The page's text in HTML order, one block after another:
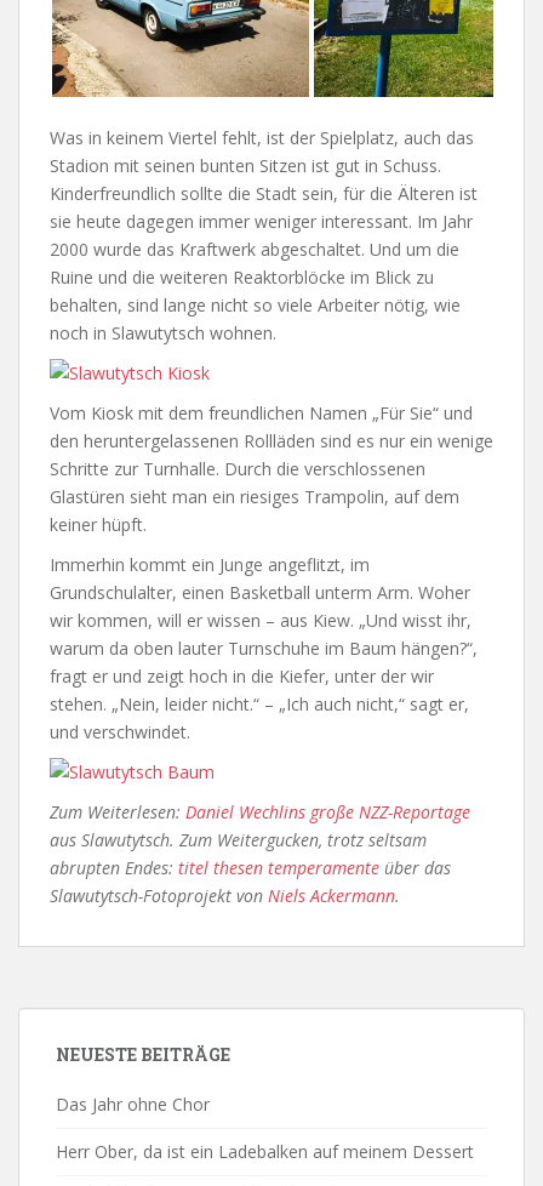
Was in keinem Viertel fehlt, ist der Spielplatz, auch das
Stadion mit seinen bunten Sitzen ist gut in Schuss.
Kinderfreundlich sollte die Stadt sein, für die Älteren ist
sie heute dagegen immer weniger interessant. Im Jahr
2000 wurde das Kraftwerk abgeschaltet. Und um die
Ruine und die weiteren Reaktorblöcke im Blick zu
behalten, sind lange nicht so viele Arbeiter nötig, wie
noch in Slawutytsch wohnen.
Vom Kiosk mit dem freundlichen Namen „Für Sie“ und
den heruntergelassenen Rollläden sind es nur ein wenige
Schritte zur Turnhalle. Durch die verschlossenen
Glastüren sieht man ein riesiges Trampolin, auf dem
keiner hüpft.
Immerhin kommt ein Junge angeflitzt, im
Grundschulalter, einen Basketball unterm Arm. Woher
wir kommen, will er wissen – aus Kiew. „Und wisst ihr,
warum da oben lauter Turnschuhe im Baum hängen?“,
fragt er und zeigt hoch in die Kiefer, unter der wir
stehen. „Nein, leider nicht.“ – „Ich auch nicht,“ sagt er,
und verschwindet.
Zum Weiterlesen: Daniel Wechlins große NZZ-Reportage
aus Slawutytsch. Zum Weitergucken, trotz seltsam
abrupten Endes: titel thesen temperamente über das
Slawutytsch-Fotoprojekt von Niels Ackermann.
NEUESTE BEITRÄGE
Das Jahr ohne Chor
Herr Ober, da ist ein Ladebalken auf meinem Dessert